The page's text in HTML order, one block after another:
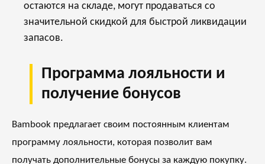
остаются на складе, могут продаваться со
значительной скидкой для быстрой ликвидации
запасов.
Программа лояльности и
получение бонусов
Bambook предлагает своим постоянным клиентам
программу лояльности, которая позволит вам
получать дополнительные бонусы за каждую покупку.